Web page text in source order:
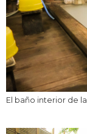
El baño interior de la